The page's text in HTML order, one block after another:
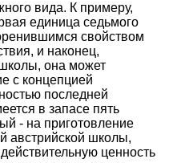
вида. К примеру,
единица седьмого
свойством
и наконец,
она может
с концепцией
последней
в запасе пять
- на приготовление
австрийской школы,
ценность